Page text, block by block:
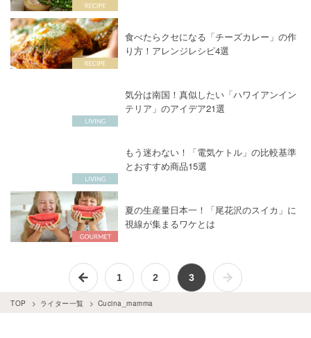
食べたらクセになる「チーズカレー」の作
り方！アレンジレシピ4選
気分は南国！真似したい「ハワイアンイン
テリア」のアイデア21選
もう迷わない！「電気ケトル」の比較基準
とおすすめ商品15選
夏の生産量日本一！「尾花沢のスイカ」に
視線が集まるワケとは
1 2 3
TOP ライター一覧 Cucina_mamma